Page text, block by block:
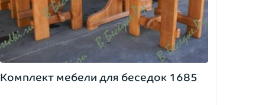
Комплект мебели для беседок 1685